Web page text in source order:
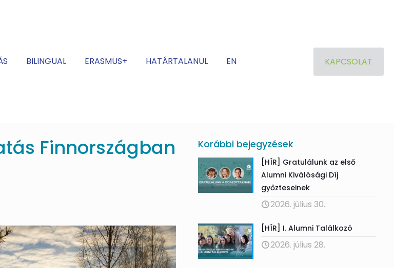
BILINGUAL ERASMUS+ HATÁRTALANUL EN KAPCSOLAT
Finnországban Korábbi bejegyzések
[HÍR] Gratulálunk az első
Alumni Kiválósági Díj
győzteseinek
2026. július 30.
[HÍR] I. Alumni Találkozó
2026. július 28.